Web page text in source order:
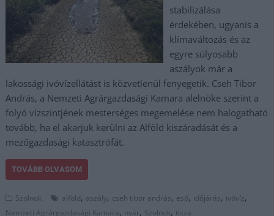
stabilizálása
érdekében, ugyanis a
klímaváltozás és az
egyre súlyosabb
aszályok már a
lakossági ivóvízellátást is közvetlenül fenyegetik. Cseh Tibor
András, a Nemzeti Agrárgazdasági Kamara alelnöke szerint a
folyó vízszintjének mesterséges megemelése nem halogatható
tovább, ha el akarjuk kerülni az Alföld kiszáradását és a
mezőgazdasági katasztrófát.
TOVÁBB OLVASOM
Szolnok alföld, aszály, cseh tibor andrás, eső, időjárás, ivóvíz,
Nemzeti Agrárgazdasági Kamara, nyár, Szolnok, tisza